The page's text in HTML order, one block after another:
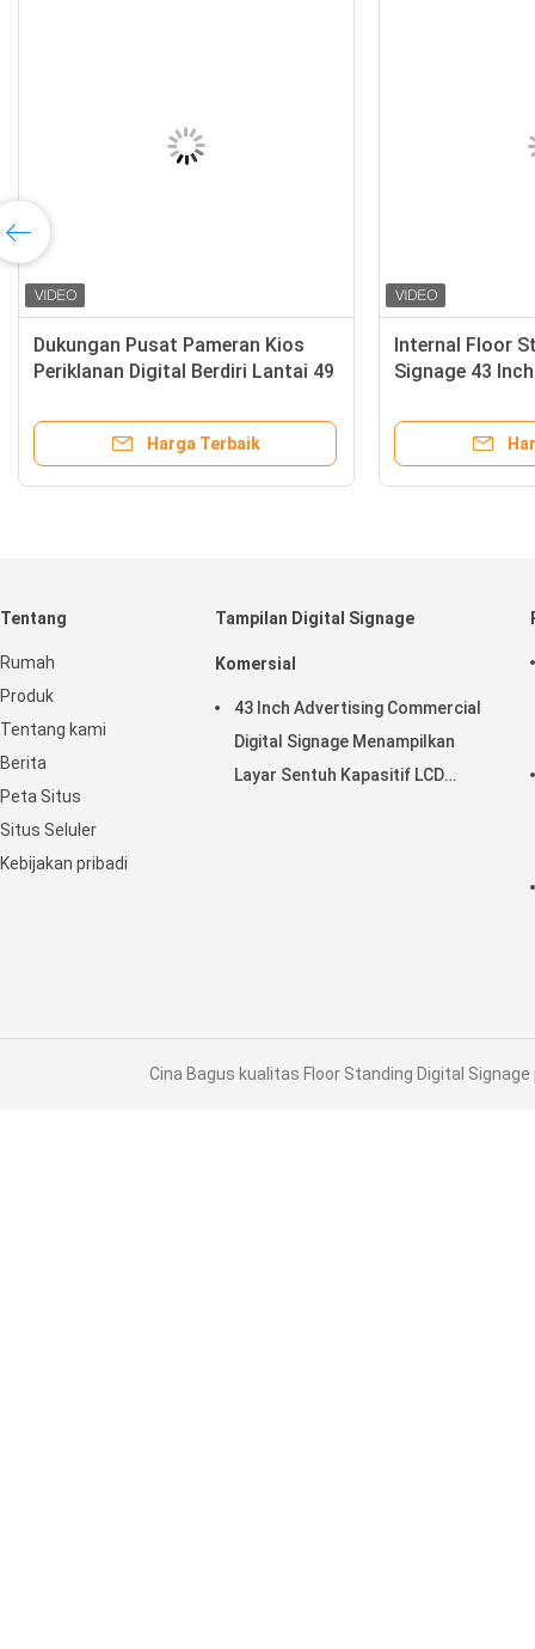
Dukungan Pusat Pameran Kios
Periklanan Digital Berdiri Lantai 49
Harga Terbaik
Tentang
Rumah
Produk
Tentang kami
Berita
Peta Situs
Situs Seluler
Kebijakan pribadi
Tampilan Digital Signage
Komersial
43 Inch Advertising Commercial
Digital Signage Menampilkan
Layar Sentuh Kapasitif LCD
Cina Bagus kualitas Floor Standing Digital